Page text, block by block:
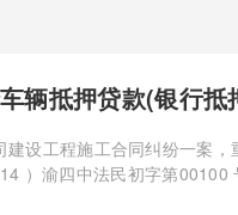
辆抵押贷款(银行抵
建设工程施工合同纠纷一案
）渝四中法民初字第00100